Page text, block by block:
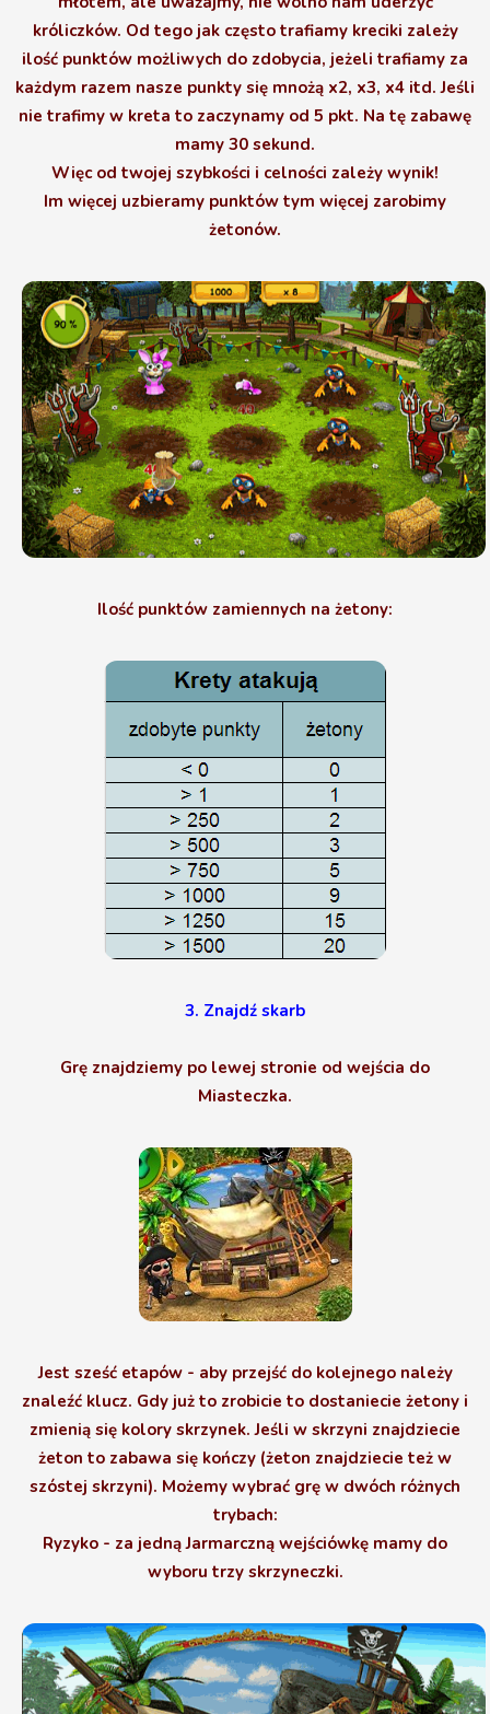
króliczków. Od tego jak często trafiamy kreciki zależy
ilość punktów możliwych do zdobycia, jeżeli trafiamy za
każdym razem nasze punkty się mnożą x2, x3, x4 itd. Jeśli
nie trafimy w kreta to zaczynamy od 5 pkt. Na tę zabawę
mamy 30 sekund.
Więc od twojej szybkości i celności zależy wynik!
Im więcej uzbieramy punktów tym więcej zarobimy
żetonów.
Ilość punktów zamiennych na żetony:
3. Znajdź skarb
Grę znajdziemy po lewej stronie od wejścia do
Miasteczka.
Jest sześć etapów - aby przejść do kolejnego należy
znaleźć klucz. Gdy już to zrobicie to dostaniecie żetony i
zmienią się kolory skrzynek. Jeśli w skrzyni znajdziecie
żeton to zabawa się kończy (żeton znajdziecie też w
szóstej skrzyni). Możemy wybrać grę w dwóch różnych
trybach:
Ryzyko - za jedną Jarmarczną wejściówkę mamy do
wyboru trzy skrzyneczki.